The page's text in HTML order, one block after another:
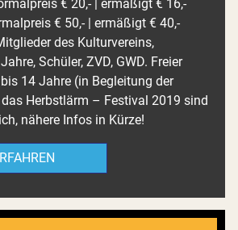
€ 20,- | ermäßigt € 16,-
€ 50,- | ermäßigt € 40,-
des Kulturvereins,
Schüler, ZVD, GWD. Freier
14 Jahre (in Begleitung der
Herbstlärm – Festival 2019 sind
nähere Infos in Kürze!